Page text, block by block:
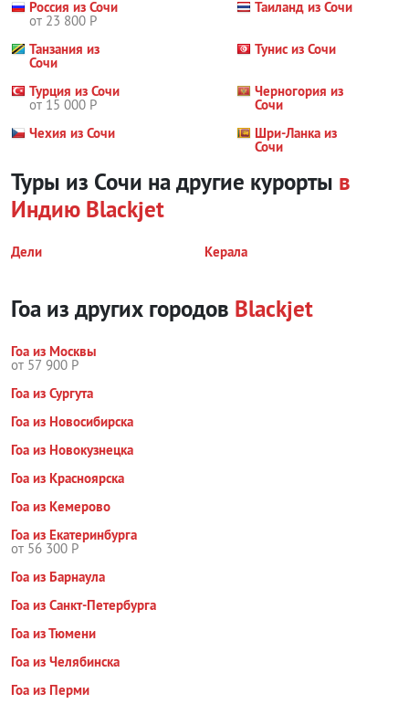
Россия из Сочи
от 23 800 Р
Таиланд из Сочи
Танзания из
Сочи
Тунис из Сочи
Турция из Сочи
от 15 000 Р
Черногория из
Сочи
Чехия из Сочи
Шри-Ланка из
Сочи
Туры из Сочи на другие курорты в
Индию Blackjet
Дели Керала
Гоа из других городов Blackjet
Гоа из Москвы
от 57 900 Р
Гоа из Сургута
Гоа из Новосибирска
Гоа из Новокузнецка
Гоа из Красноярска
Гоа из Кемерово
Гоа из Екатеринбурга
от 56 300 Р
Гоа из Барнаула
Гоа из Санкт-Петербурга
Гоа из Тюмени
Гоа из Челябинска
Гоа из Перми